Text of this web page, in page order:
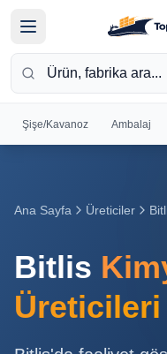
Şişe/Kavanoz Ambalaj
Giriş yapın
Giriş
Yap
Ol
Ana Sayfa Üreticiler
Bitlis
Üreticileri